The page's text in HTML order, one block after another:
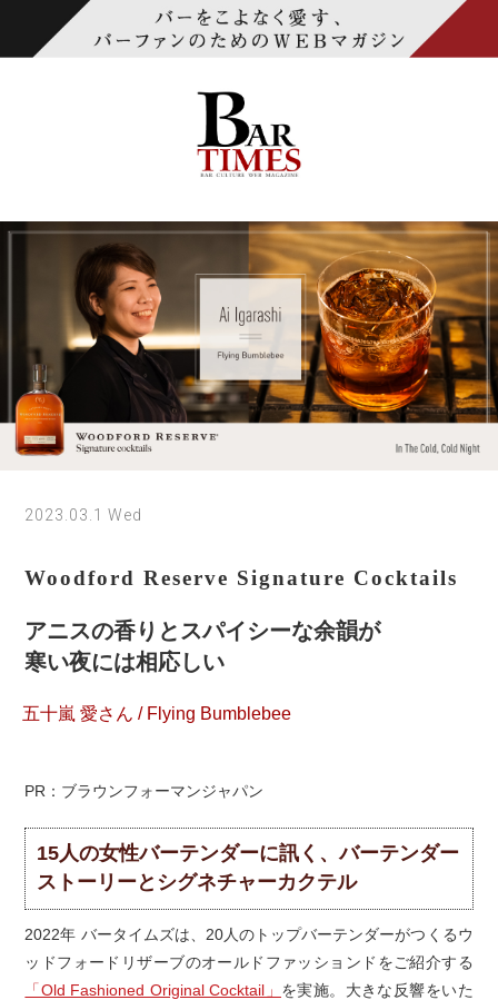
2023.03.1 Wed
Woodford Reserve Signature Cocktails
アニスの香りとスパイシーな余韻が
寒い夜には相応しい
五十嵐 愛さん / Flying Bumblebee
PR：ブラウンフォーマンジャパン
15人の女性バーテンダーに訊く、バーテンダー
ストーリーとシグネチャーカクテル
2022年 バータイムズは、20人のトップバーテンダーがつくるウ
ッドフォードリザーブのオールドファッションドをご紹介する
「Old Fashioned Original Cocktail」 を実施。大きな反響をいた